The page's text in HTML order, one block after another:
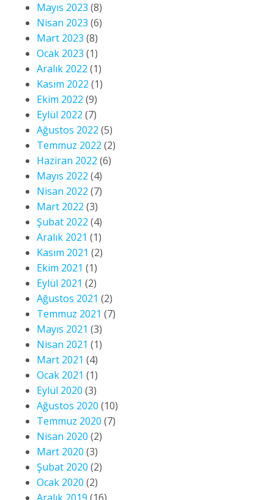
Mayıs 2023 (8)
Nisan 2023 (6)
Mart 2023 (8)
Ocak 2023 (1)
Aralık 2022 (1)
Kasım 2022 (1)
Ekim 2022 (9)
Eylül 2022 (7)
Ağustos 2022 (5)
Temmuz 2022 (2)
Haziran 2022 (6)
Mayıs 2022 (4)
Nisan 2022 (7)
Mart 2022 (3)
Şubat 2022 (4)
Aralık 2021 (1)
Kasım 2021 (2)
Ekim 2021 (1)
Eylül 2021 (2)
Ağustos 2021 (2)
Temmuz 2021 (7)
Mayıs 2021 (3)
Nisan 2021 (1)
Mart 2021 (4)
Ocak 2021 (1)
Eylül 2020 (3)
Ağustos 2020 (10)
Temmuz 2020 (7)
Nisan 2020 (2)
Mart 2020 (3)
Şubat 2020 (2)
Ocak 2020 (2)